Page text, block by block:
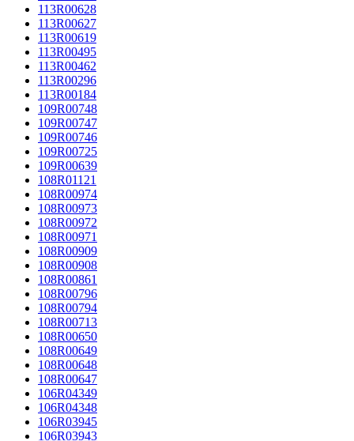
113R00628
113R00627
113R00619
113R00495
113R00462
113R00296
113R00184
109R00748
109R00747
109R00746
109R00725
109R00639
108R01121
108R00974
108R00973
108R00972
108R00971
108R00909
108R00908
108R00861
108R00796
108R00794
108R00713
108R00650
108R00649
108R00648
108R00647
106R04349
106R04348
106R03945
106R03943